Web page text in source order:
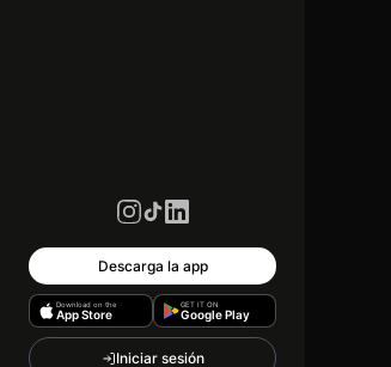
Descarga la app
Download on the
App Store
GET IT ON
Google Play
Iniciar sesión